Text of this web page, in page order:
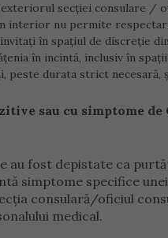
secției consulare /
interior nu permite
în spațiul de discreție
în incintă, inclusiv în
peste durata strict necesară,
sau cu simptome
au fost depistate ca
simptome specifice
consulară/oficiul
medical.